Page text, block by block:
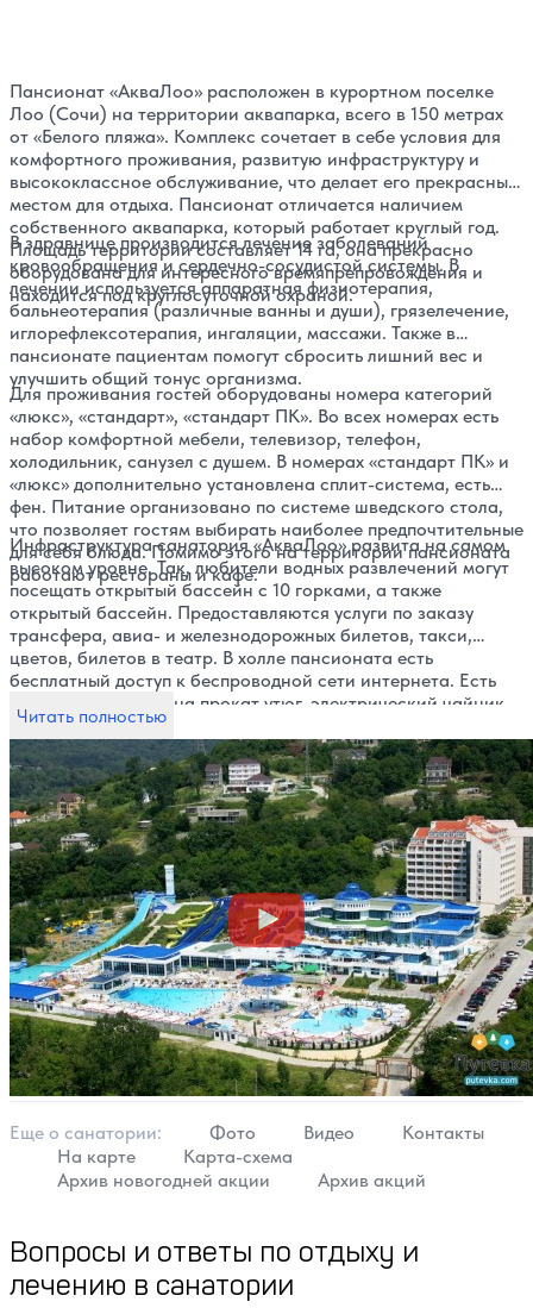
Пансионат «АкваЛоо» расположен в курортном поселке
Лоо (Сочи) на территории аквапарка, всего в 150 метрах
от «Белого пляжа». Комплекс сочетает в себе условия для
комфортного проживания, развитую инфраструктуру и
высококлассное обслуживание, что делает его прекрасным
местом для отдыха. Пансионат отличается наличием
собственного аквапарка, который работает круглый год.
Площадь территории составляет 14 га, она прекрасно
оборудована для интересного времяпрепровождения и
находится под круглосуточной охраной.
В здравнице производится лечение заболеваний
кровообращения и сердечно-сосудистой системы. В
лечении используется аппаратная физиотерапия,
бальнеотерапия (различные ванны и души), грязелечение,
иглорефлексотерапия, ингаляции, массажи. Также в
пансионате пациентам помогут сбросить лишний вес и
улучшить общий тонус организма.
Для проживания гостей оборудованы номера категорий
«люкс», «стандарт», «стандарт ПК». Во всех номерах есть
набор комфортной мебели, телевизор, телефон,
холодильник, санузел с душем. В номерах «стандарт ПК» и
«люкс» дополнительно установлена сплит-система, есть
фен. Питание организовано по системе шведского стола,
что позволяет гостям выбирать наиболее предпочтительные
для себя блюда. Помимо этого на территории пансионата
работают рестораны и кафе.
Инфраструктура санатория «АкваЛоо» развита на самом
высоком уровне. Так, любители водных развлечений могут
посещать открытый бассейн с 10 горками, а также
открытый бассейн. Предоставляются услуги по заказу
трансфера, авиа- и железнодорожных билетов, такси,
цветов, билетов в театр. В холле пансионата есть
бесплатный доступ к беспроводной сети интернета. Есть
возможность взять на прокат утюг, электрический чайник,
спортивной и пляжный инвентарь. На территории работает
бар, кафе и лобби-бар, есть магазин одежды, продуктов и
сувенирный магазин. Есть собственный оборудованный
пляж всего в нескольких минутах ходьбы от пансионата.
Читать полностью
Еще о cанатории: Фото Видео
Контакты
На карте
Карта-схема
Архив новогодней акции
Архив акций
Вопросы и ответы по отдыху и
лечению в санатории